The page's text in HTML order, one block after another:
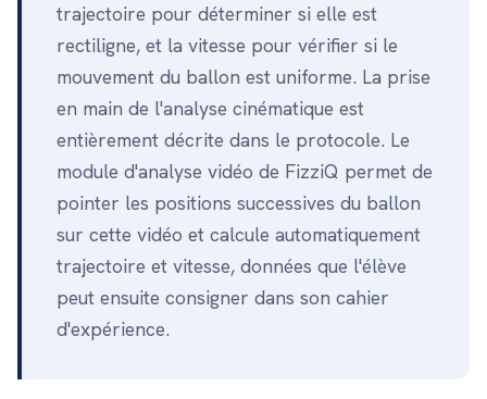
trajectoire pour déterminer si elle est
rectiligne, et la vitesse pour vérifier si le
mouvement du ballon est uniforme. La prise
en main de l'analyse cinématique est
entièrement décrite dans le protocole. Le
module d'analyse vidéo de FizziQ permet de
pointer les positions successives du ballon
sur cette vidéo et calcule automatiquement
trajectoire et vitesse, données que l'élève
peut ensuite consigner dans son cahier
d'expérience.